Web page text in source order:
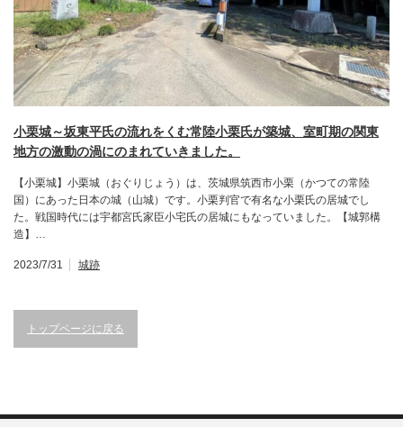
小栗城～坂東平氏の流れをくむ常陸小栗氏が築城、室町期の関東
地方の激動の渦にのまれていきました。
【小栗城】小栗城（おぐりじょう）は、茨城県筑西市小栗（かつての常陸
国）にあった日本の城（山城）です。小栗判官で有名な小栗氏の居城でし
た。戦国時代には宇都宮氏家臣小宅氏の居城にもなっていました。【城郭構
造】…
2023/7/31 城跡
トップページに戻る